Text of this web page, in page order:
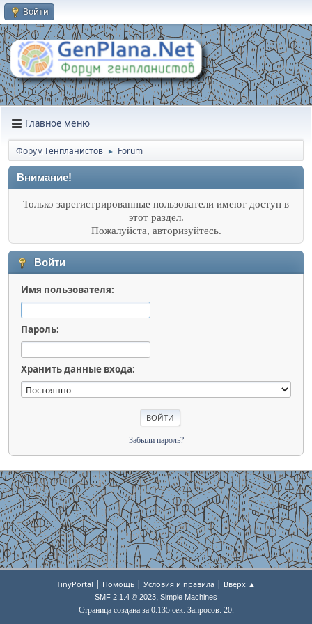
Войти
Главное меню
Форум Генпланистов ► Forum
Внимание!
Только зарегистрированные пользователи имеют доступ в
этот раздел.
Пожалуйста, авторизуйтесь.
Войти
Имя пользователя:
Пароль:
Хранить данные входа:
Забыли пароль?
TinyPortal | Помощь | Условия и правила | Вверх ▲
SMF 2.1.4 © 2023, Simple Machines
Страница создана за 0.135 сек. Запросов: 20.